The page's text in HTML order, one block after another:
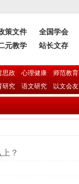
策文件 全国学会
元教学 站长文存
思政 心理健康 师范教育
研究 语文研究 以文会友
？